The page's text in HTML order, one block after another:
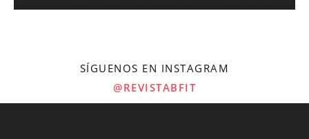
SÍGUENOS EN INSTAGRAM
@REVISTABFIT